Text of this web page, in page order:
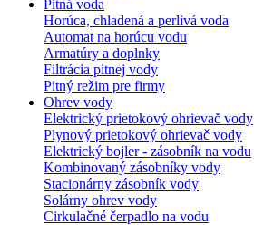
Pitná voda
Horúca, chladená a perlivá voda
Automat na horúcu vodu
Armatúry a doplnky
Filtrácia pitnej vody
Pitný režim pre firmy
Ohrev vody
Elektrický prietokový ohrievač vody
Plynový prietokový ohrievač vody
Elektrický bojler - zásobník na vodu
Kombinovaný zásobníky vody
Stacionárny zásobník vody
Solárny ohrev vody
Cirkulačné čerpadlo na vodu